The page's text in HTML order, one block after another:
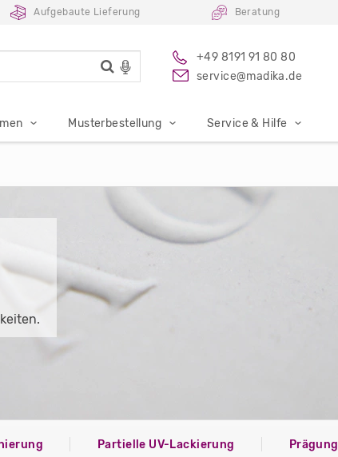
Aufgebaute Lieferung Beratung
+49 8191 91 80 80
service@madika.de
Musterbestellung Service & Hilfe
Partielle UV-Lackierung Prägung